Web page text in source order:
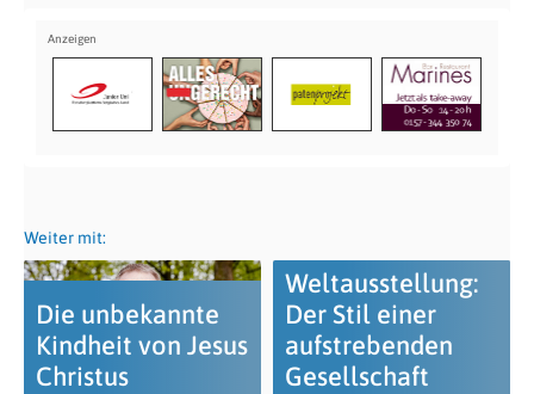
Weiter mit:
Die unbekannte
Kindheit von Jesus
Christus
Weltausstellung:
Der Stil einer
aufstrebenden
Gesellschaft